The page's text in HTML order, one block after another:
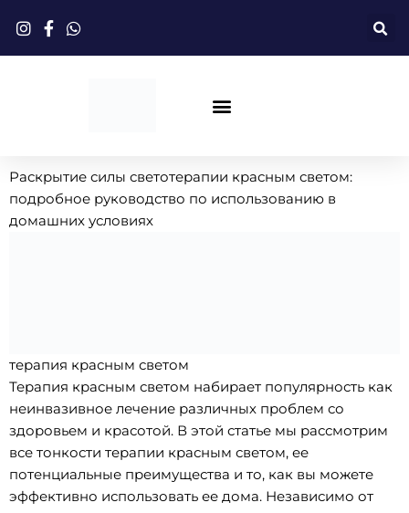
содержимому
Раскрытие силы светотерапии красным светом:
подробное руководство по использованию в
домашних условиях
терапия красным светом
Терапия красным светом набирает популярность как
неинвазивное лечение различных проблем со
здоровьем и красотой. В этой статье мы рассмотрим
все тонкости терапии красным светом, ее
потенциальные преимущества и то, как вы можете
эффективно использовать ее дома. Независимо от